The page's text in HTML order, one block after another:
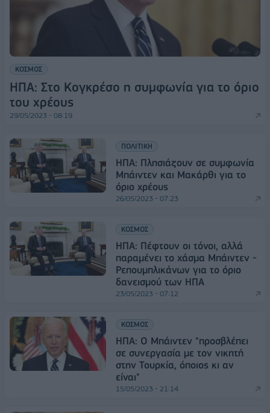
ΚΟΣΜΟΣ
ΗΠΑ: Στο Κογκρέσο η συμφωνία για το όριο
του χρέους
29/05/2023 - 08:19
ΠΟΛΙΤΙΚΗ
ΗΠΑ: Πλησιάζουν σε συμφωνία
Μπάιντεν και Μακάρθι για το
όριο χρέους
26/05/2023 - 07:23
ΚΟΣΜΟΣ
ΗΠΑ: Πέφτουν οι τόνοι, αλλά
παραμένει το χάσμα Μπάιντεν -
Ρεπουμπλικάνων για το όριο
δανεισμού των ΗΠΑ
23/05/2023 - 07:12
ΚΟΣΜΟΣ
ΗΠΑ: Ο Μπάιντεν "προσβλέπει
σε συνεργασία με τον νικητή
στην Τουρκία, όποιος κι αν
είναι"
15/05/2023 - 21:14